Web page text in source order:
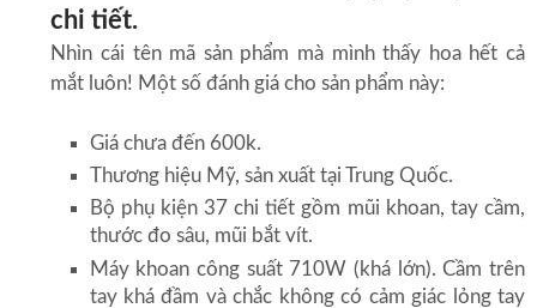
chi tiết.
Nhìn cái tên mã sản phẩm mà mình thấy hoa hết cả
mắt luôn! Một số đánh giá cho sản phẩm này:
Giá chưa đến 600k.
Thương hiệu Mỹ, sản xuất tại Trung Quốc.
Bộ phụ kiện 37 chi tiết gồm mũi khoan, tay cầm,
thước đo sâu, mũi bắt vít.
Máy khoan công suất 710W (khá lớn). Cầm trên
tay khá đầm và chắc không có cảm giác lỏng tay